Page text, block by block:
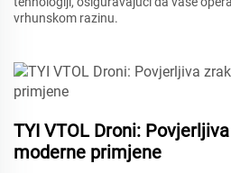
vrhunskom razinu.
TYI VTOL Droni:
moderne primjene